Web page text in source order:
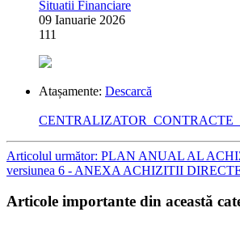
Situatii Financiare
09 Ianuarie 2026
111
Atașamente: Descarcă
Articolul următor: PLAN ANUAL AL
versiunea 6 - ANEXA ACHIZITII
Articole importante din această